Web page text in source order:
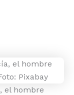
el hombre